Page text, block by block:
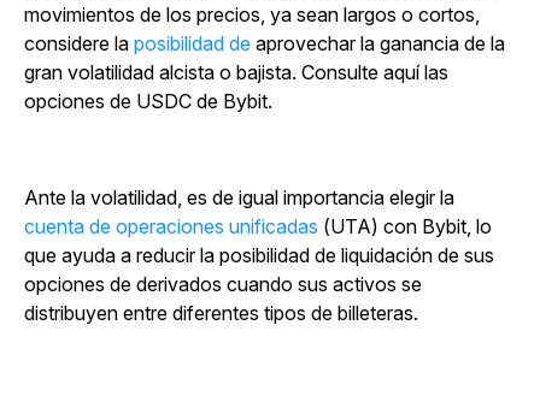
movimientos de los precios, ya sean largos o cortos,
considere la posibilidad de aprovechar la ganancia de la
gran volatilidad alcista o bajista. Consulte aquí las
opciones de USDC de Bybit.
Ante la volatilidad, es de igual importancia elegir la
cuenta de operaciones unificadas (UTA) con Bybit, lo
que ayuda a reducir la posibilidad de liquidación de sus
opciones de derivados cuando sus activos se
distribuyen entre diferentes tipos de billeteras.